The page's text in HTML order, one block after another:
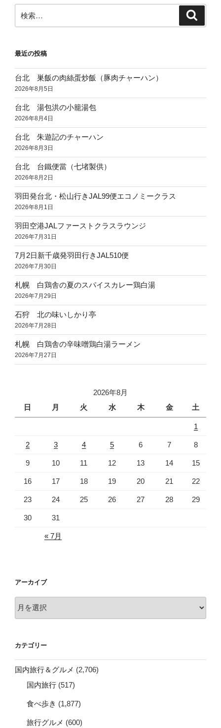
ー
シ
索:
最近の投稿
台北 巣飯の肉絲蛋炒飯（豚肉チャーハン）
2026年8月5日
台北 湯包洪の小籠湯包
2026年8月4日
台北 朱遊記のチャーハン
2026年8月3日
台北 台鐵便當（七堵製供）
2026年8月2日
羽田発台北・松山行きJAL99便エコノミークラス
2026年8月1日
羽田空港JALファーストクラスラウンジ
2026年7月31日
7月2日新千歳発羽田行きJAL510便
2026年7月30日
札幌 白鶏舎の夏のスパイスカレー鶏白湯
2026年7月29日
石狩 北の味いしかり亭
2026年7月28日
札幌 白鶏舎の辛味噌鶏白湯ラーメン
2026年7月27日
2026年8月
日
月 火 水 木 金 土
1
2 3 4 5 6 7 8
9 10 11 12 13 14 15
16 17 18 19 20 21 22
23 24 25 26 27 28 29
30 31
« 7月
アーカイブ
ー
ブ
カテゴリー
国内旅行＆グルメ (2,706)
国内旅行 (517)
食べ歩き (1,877)
旅行グルメ (600)